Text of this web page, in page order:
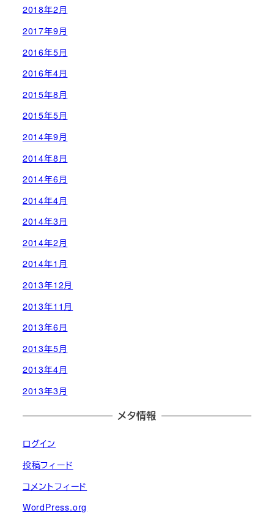
2018年2月
2017年9月
2016年5月
2016年4月
2015年8月
2015年5月
2014年9月
2014年8月
2014年6月
2014年4月
2014年3月
2014年2月
2014年1月
2013年12月
2013年11月
2013年6月
2013年5月
2013年4月
2013年3月
メタ情報
ログイン
投稿フィード
コメントフィード
WordPress.org